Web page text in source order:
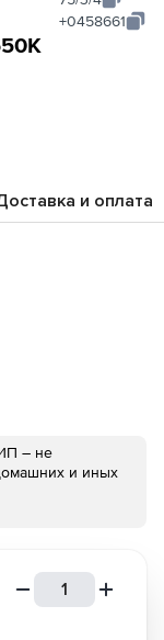
+0458661
и оплата
– не
и иных